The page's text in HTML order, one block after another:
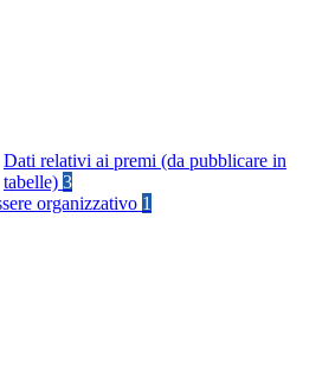
Dati relativi ai premi (da pubblicare in
tabelle) 3
organizzativo 1